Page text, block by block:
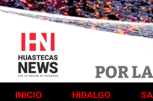
INICIO HIDALGO